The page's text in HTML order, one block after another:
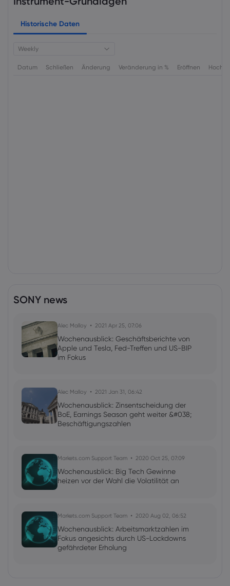
Historische Daten
Weekly
Datum Schließen Änderung Veränderung in % Eröffnen Hoch
SONY news
Alec Malloy 2021 Apr 25, 07:06
Wochenausblick: Geschäftsberichte von
Apple und Tesla, Fed-Treffen und US-BIP
im Fokus
Alec Malloy 2021 Jan 31, 06:42
Wochenausblick: Zinsentscheidung der
BoE, Earnings Season geht weiter &#038;
Beschäftigungszahlen
Markets.com Support Team 2020 Oct 25, 07:09
Wochenausblick: Big Tech Gewinne
heizen vor der Wahl die Volatilität an
Markets.com Support Team 2020 Aug 02, 06:52
Wochenausblick: Arbeitsmarktzahlen im
Fokus angesichts durch US-Lockdowns
gefährdeter Erholung